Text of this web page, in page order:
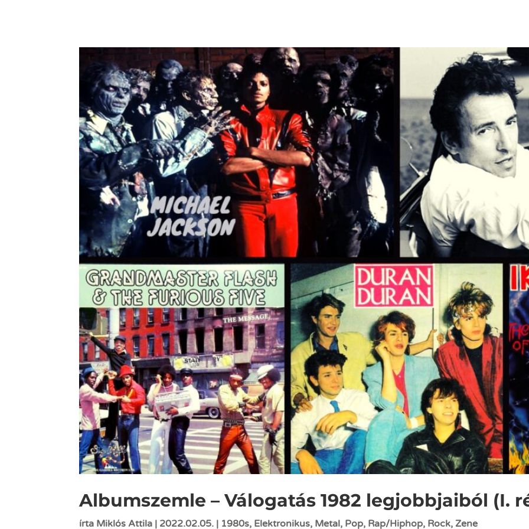
Albumszemle – Válogatás 1982 legjobbjaiból (I.
írta Miklós Attila | 2022.02.05. | 1980s, Elektronikus, Metal, Pop, Rap/Hiphop, Rock,Zene